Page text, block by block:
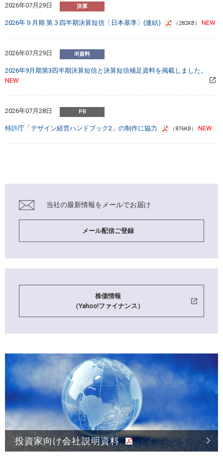
2026年07月29日
2026年９月期 第３四半期決算短信〔日本基準〕(連結) （282KB）
2026年07月29日
2026年9月期第3四半期決算短信と決算短信補足資料を掲載しました。
2026年07月28日
特許庁「デザイン経営ハンドブック2」の制作に協力 （876KB）
メール配信ご登録
当社の最新情報を メールでお届け
株価情報
（Yahoo!ファイナンス）
投資家向け会社説明資料